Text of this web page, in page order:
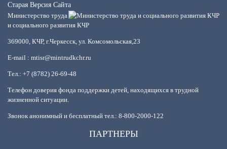
Старая Версия Сайта
Министерство труда
и социального развития КЧР
369000, КЧР, г.Черкесск, ул. Комсомольская,23
E-mail : mtisr@mintrudkchr.ru
Тел.: +7 (8782) 26-69-48
Телефон доверия фонда поддержки детей, находящихся в трудной
жизненной ситуации.
Звонок анонимный и бесплатный тел.: 8-800-2000-122
ПАРТНЕРЫ